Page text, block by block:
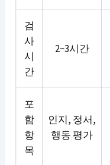
검
사
시
간
2~3시간
포
함
항
목
인지, 정서,
행동 평가